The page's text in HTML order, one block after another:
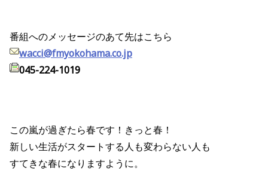
番組へのメッセージのあて先はこちら
wacci@fmyokohama.co.jp
045-224-1019
この嵐が過ぎたら春です！きっと春！
新しい生活がスタートする人も変わらない人も
すてきな春になりますように。